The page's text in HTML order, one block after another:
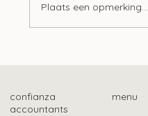
Plaats een opmerking...
confianza
accountants
menu